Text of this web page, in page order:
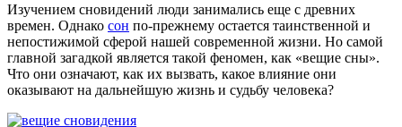
Изучением сновидений люди занимались еще с древних
времен. Однако сон по-прежнему остается таинственной и
непостижимой сферой нашей современной жизни. Но самой
главной загадкой является такой феномен, как «вещие сны».
Что они означают, как их вызвать, какое влияние они
оказывают на дальнейшую жизнь и судьбу человека?